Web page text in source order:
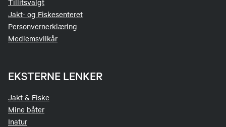
Tillitsvalgt
Jakt- og Fiskesenteret
Personvernerklæring
Medlemsvilkår
EKSTERNE LENKER
Jakt & Fiske
Mine båter
Inatur